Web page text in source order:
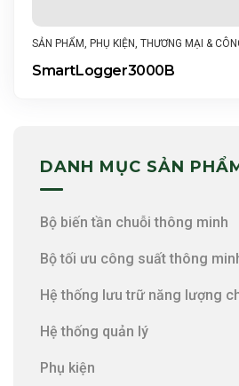
SẢN PHẨM, PHỤ KIỆN, THƯƠNG MẠI &
SmartLogger3000B
DANH MỤC SẢN
Bộ biến tần chuỗi thông minh
Bộ tối ưu công suất thông
Hệ thống lưu trữ năng lượng
Hệ thống quản lý
Phụ kiện